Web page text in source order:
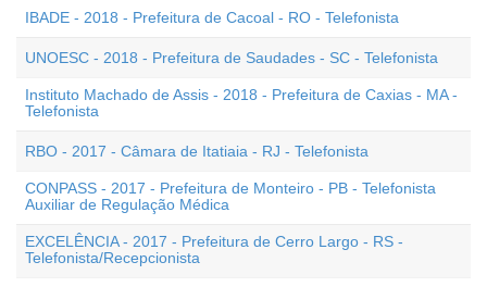
IBADE - 2018 - Prefeitura de Cacoal - RO - Telefonista
UNOESC - 2018 - Prefeitura de Saudades - SC - Telefonista
Instituto Machado de Assis - 2018 - Prefeitura de Caxias - MA -
Telefonista
RBO - 2017 - Câmara de Itatiaia - RJ - Telefonista
CONPASS - 2017 - Prefeitura de Monteiro - PB - Telefonista
Auxiliar de Regulação Médica
EXCELÊNCIA - 2017 - Prefeitura de Cerro Largo - RS -
Telefonista/Recepcionista